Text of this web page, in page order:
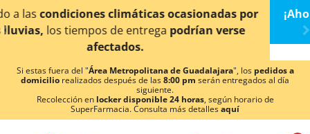
< div class="carousel-inner">
por
verse
¡Ahora también en Aguascalientes!
conocer detalles.
Si estas fuera del "Área Metropolitana de Guadalajara", los pedidos a
domicilio realizados después de las8:00 pm serán entregados al día
siguiente.
Recolección en locker disponible 24 horas, según horario de
SuperFarmacia. Consulta más detallesaquí